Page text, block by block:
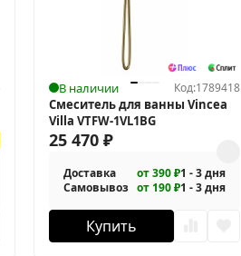
В наличии Код:1789418
Смеситель для ванны Vincea
Villa VTFW-1VL1BG
25 470₽
Доставка от 390 ₽1 - 3 дня
Самовывоз от 190 ₽1 - 3 дня
Купить